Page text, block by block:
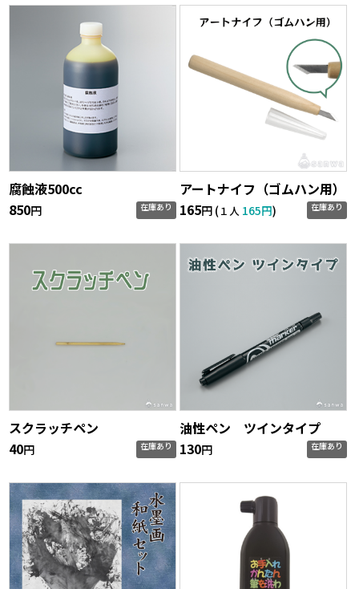
腐蝕液500cc
850円 在庫あり
アートナイフ（ゴムハン用）
165円 (１人 165円) 在庫あり
スクラッチペン
40円 在庫あり
油性ペン ツインタイプ
130円 在庫あり